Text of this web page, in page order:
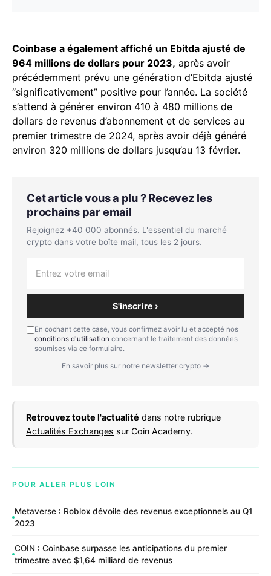
Coinbase a également affiché un Ebitda ajusté de
964 millions de dollars pour 2023, après avoir
précédemment prévu une génération d’Ebitda ajusté
“significativement” positive pour l’année. La société
s’attend à générer environ 410 à 480 millions de
dollars de revenus d’abonnement et de services au
premier trimestre de 2024, après avoir déjà généré
environ 320 millions de dollars jusqu’au 13 février.
Cet article vous a plu ? Recevez les
prochains par email
Rejoignez +40 000 abonnés. L'essentiel du marché
crypto dans votre boîte mail, tous les 2 jours.
S'inscrire ›
En cochant cette case, vous confirmez avoir lu et accepté nos
conditions d'utilisation concernant le traitement des données
soumises via ce formulaire.
En savoir plus sur notre newsletter crypto →
Retrouvez toute l'actualité dans notre rubrique
Actualités Exchanges sur Coin Academy.
POUR ALLER PLUS LOIN
Metaverse : Roblox dévoile des revenus exceptionnels au Q1
2023
COIN : Coinbase surpasse les anticipations du premier
trimestre avec $1,64 milliard de revenus